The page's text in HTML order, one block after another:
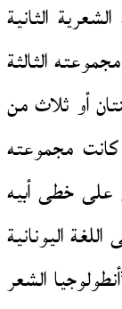
الثانية
وفي 1999 صدرت مجموعته الثالثة
أو ثلاث من
مجموعته
سار آرس على خطى أبيه
اليونانية
الشعر